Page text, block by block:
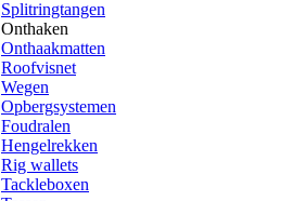
Splitringtangen
Onthaken
Onthaakmatten
Roofvisnet
Wegen
Opbergsystemen
Foudralen
Hengelrekken
Rig wallets
Tackleboxen